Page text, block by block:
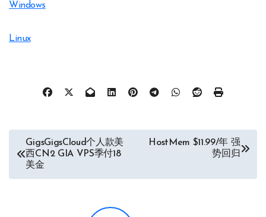
Windows
Linux
章
导
GigsGigsCloud个人款美
西CN2 GIA VPS季付18
美金
HostMem $11.99/年 强
势回归